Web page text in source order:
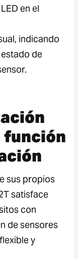
en el
indicando
de
función
sus propios
satisface
con
de sensores
y